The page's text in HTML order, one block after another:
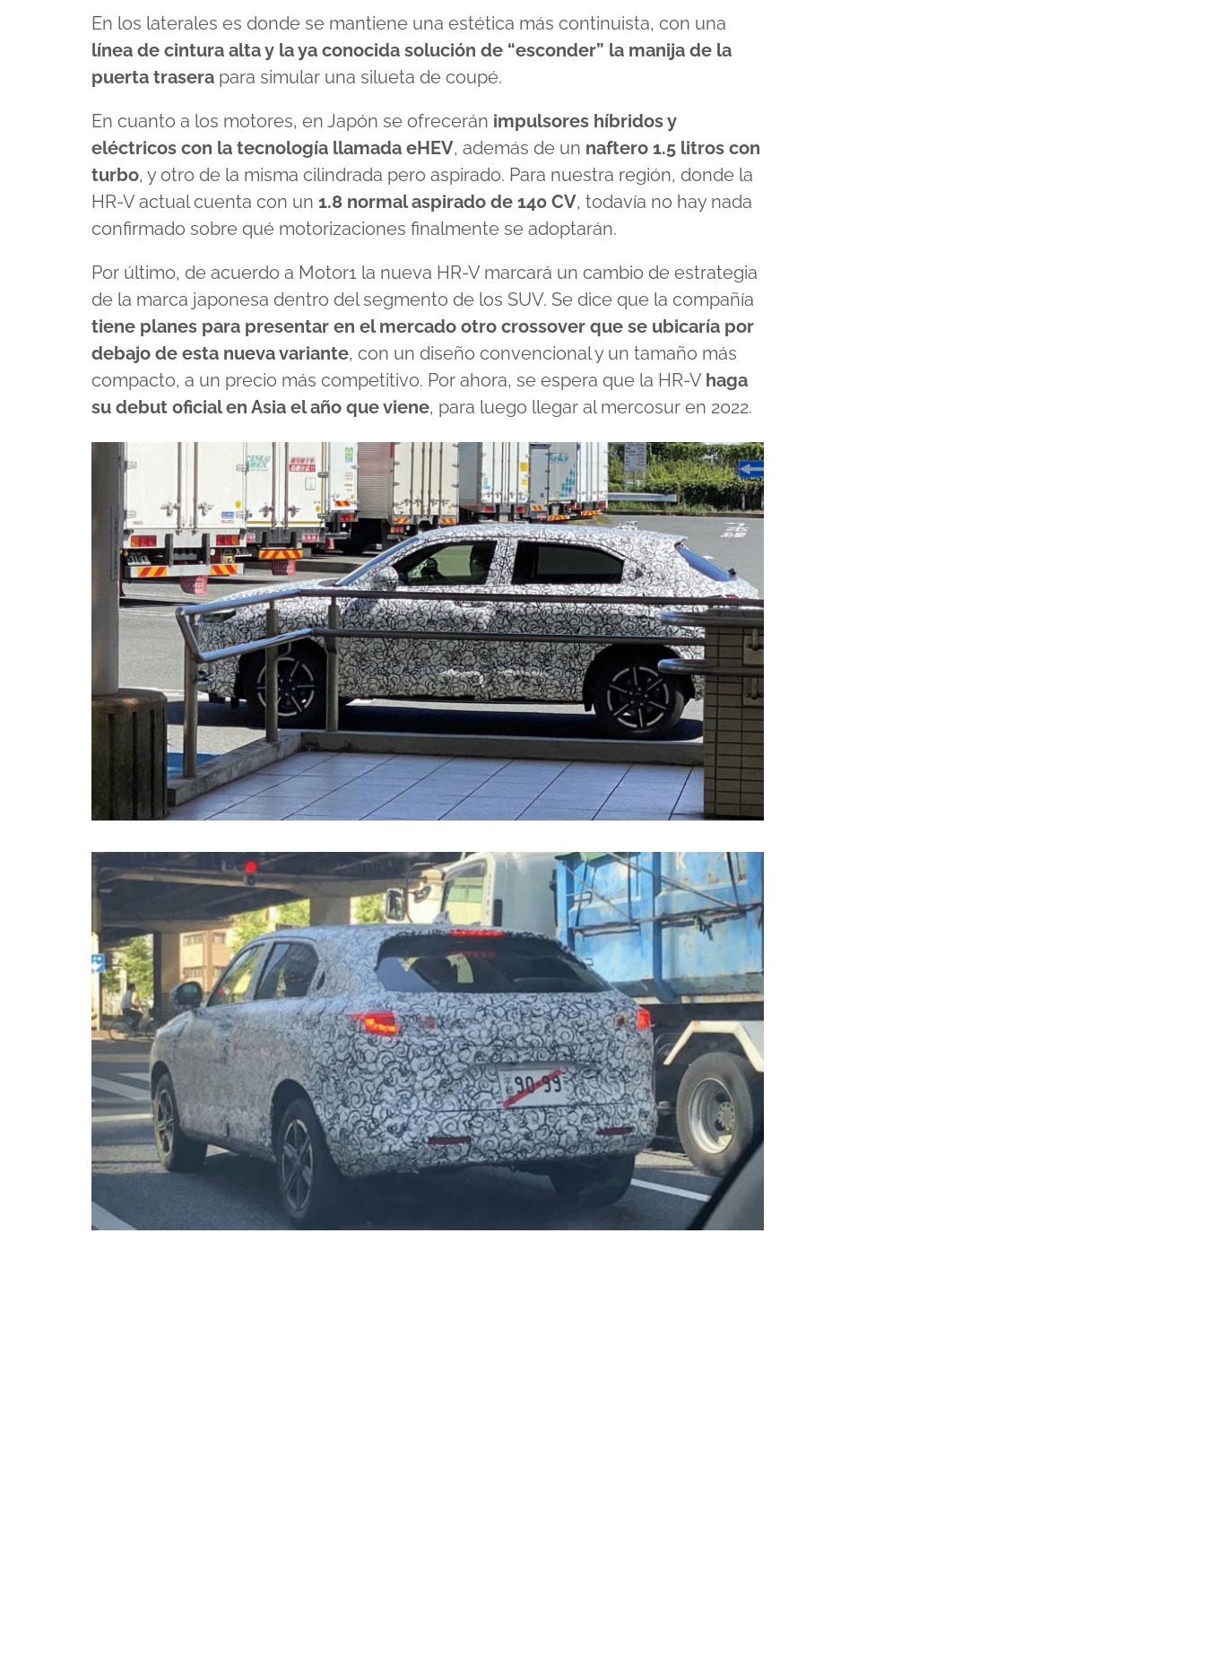
En los laterales es donde se mantiene una estética más continuista, con una
línea de cintura alta y la ya conocida solución de “esconder” la manija de la
puerta trasera para simular una silueta de coupé.
En cuanto a los motores, en Japón se ofrecerán impulsores híbridos y
eléctricos con la tecnología llamada eHEV, además de un naftero 1.5 litros con
turbo, y otro de la misma cilindrada pero aspirado. Para nuestra región, donde la
HR-V actual cuenta con un 1.8 normal aspirado de 140 CV, todavía no hay nada
confirmado sobre qué motorizaciones finalmente se adoptarán.
Por último, de acuerdo a Motor1 la nueva HR-V marcará un cambio de estrategia
de la marca japonesa dentro del segmento de los SUV. Se dice que la compañía
tiene planes para presentar en el mercado otro crossover que se ubicaría por
debajo de esta nueva variante, con un diseño convencional y un tamaño más
compacto, a un precio más competitivo. Por ahora, se espera que la HR-V haga
su debut oficial en Asia el año que viene, para luego llegar al mercosur en 2022.